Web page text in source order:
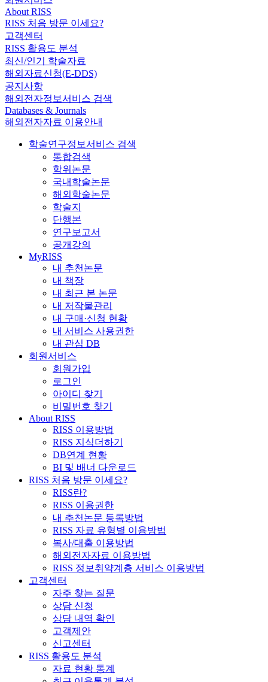
About RISS
RISS 처음 방문 이세요?
고객센터
RISS 활용도 분석
최신/인기 학술자료
해외자료신청(E-DDS)
공지사항
해외전자정보서비스 검색
Databases & Journals
해외전자자료 이용안내
학술연구정보서비스 검색
통합검색
학위논문
국내학술논문
해외학술논문
학술지
단행본
연구보고서
공개강의
MyRISS
내 추천논문
내 책장
내 최근 본 논문
내 저작물관리
내 구매·신청 현황
내 서비스 사용권한
내 관심 DB
회원서비스
회원가입
로그인
아이디 찾기
비밀번호 찾기
About RISS
RISS 이용방법
RISS 지식더하기
DB연계 현황
BI 및 배너 다운로드
RISS 처음 방문 이세요?
RISS란?
RISS 이용권한
내 추천논문 등록방법
RISS 자료 유형별 이용방법
복사/대출 이용방법
해외전자자료 이용방법
RISS 정보취약계층 서비스 이용방법
고객센터
자주 찾는 질문
상담 신청
상담 내역 확인
고객제안
신고센터
RISS 활용도 분석
자료 현황 통계